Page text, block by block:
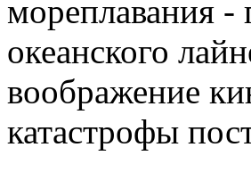
мореплавания -
океанского
воображение
катастрофы